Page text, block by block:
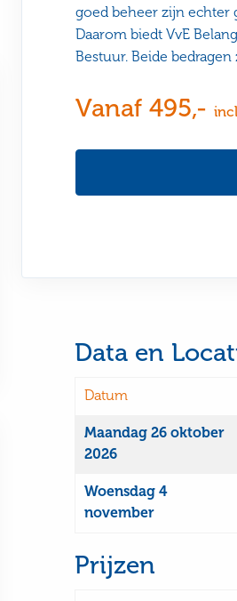
goed beheer zijn echter
Daarom biedt VvE
Bestuur. Beide
Vanaf 495,-
Data en
Datum
Maandag 26 oktober
2026
Woensdag 4
november
Prijzen